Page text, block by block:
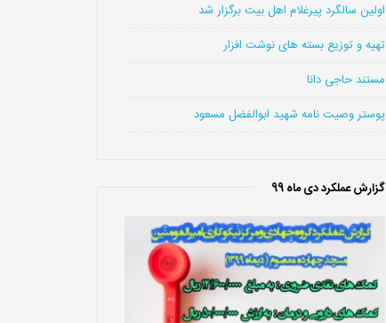
اولین سالگرد پیرغلام اهل بیت برگزار شد
تهیه و توزیع بسته های نوشت افزار
مستند حاجی دانا
پوستر وصیت نامه شهید ابوالفضل مسعود
گزارش عملکرد دی ماه 99